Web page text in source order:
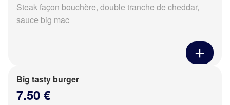
Steak façon bouchère, double tranche de cheddar,
sauce big mac
Big tasty burger
7.50 €